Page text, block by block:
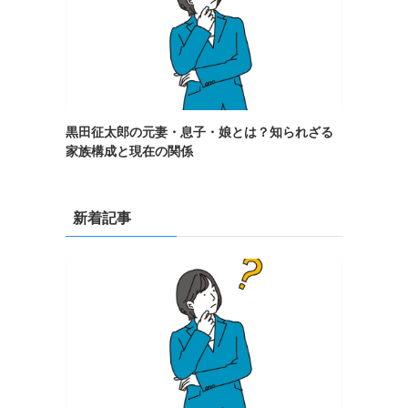
黒田征太郎の元妻・息子・娘とは？知られざる
家族構成と現在の関係
新着記事